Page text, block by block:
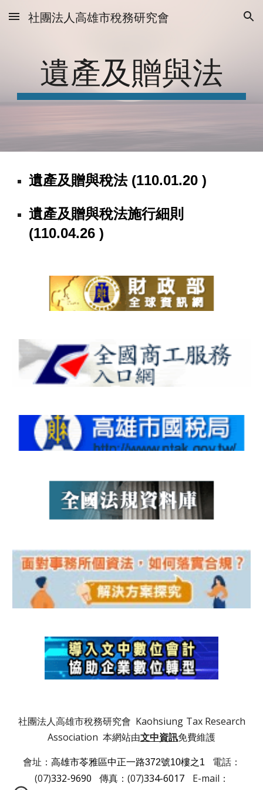
Skip to main content Skip to navigation
社團法人高雄市稅務研究會
遺產及贈與法
遺產及贈與稅法(110.01.20 )
遺產及贈與稅法施行細則
(110.04.26 )
社團法人高雄市稅務研究會 Kaohsiung Tax Research
Association 本網站由文中資訊免費維護
會址： 高雄市苓雅區中正一路372號10樓之1
電話：
(07)332-9690 傳真：(07)334-6017
E-mail：